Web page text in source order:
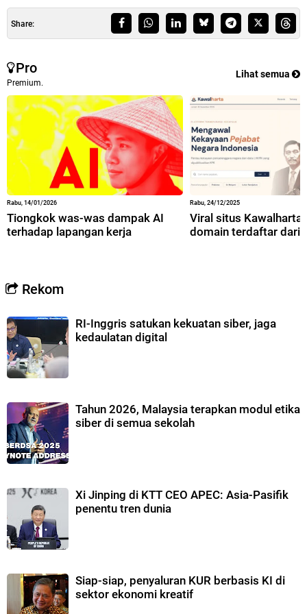
Share:
Pro
Premium.
Lihat semua
Rabu, 14/01/2026
Tiongkok was-was dampak AI
terhadap lapangan kerja
Rabu, 24/12/2025
Viral situs
domain terdaftar dari
Rekom
RI-Inggris satukan kekuatan siber, jaga
kedaulatan digital
Tahun 2026, Malaysia terapkan modul etika
siber di semua sekolah
Xi Jinping di KTT CEO APEC: Asia-Pasifik
penentu tren dunia
Siap-siap, penyaluran KUR berbasis KI di
sektor ekonomi kreatif